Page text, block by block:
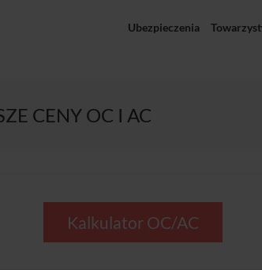
Ubezpieczenia
CENY OC I AC
Kalkulator OC/AC